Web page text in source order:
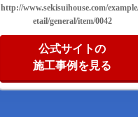
http://www.sekisuihouse.com/
etail/general/item/0042
公式サイトの
施工事例を見る